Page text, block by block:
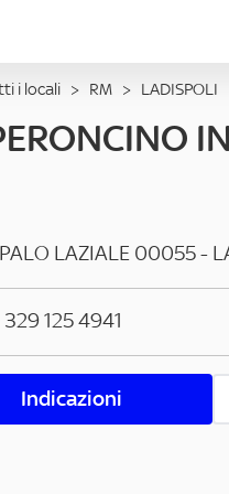
i locali > RM > LADISPOLI
LAZIALE 00055-
125 4941
Indicazioni